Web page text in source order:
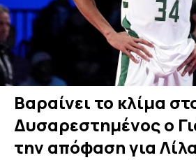
Βαραίνει το κλίμα
Δυσαρεστημένος ο
την απόφαση για